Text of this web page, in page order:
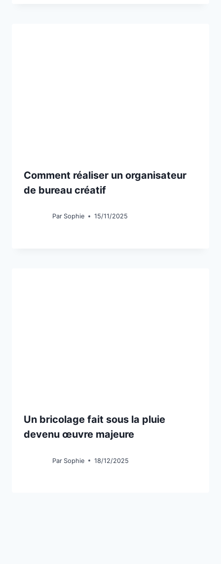
Comment réaliser un organisateur
de bureau créatif
Par Sophie 15/11/2025
Un bricolage fait sous la pluie
devenu œuvre majeure
Par Sophie 18/12/2025